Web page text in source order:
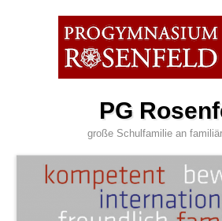
PG
große Schulfamilie an